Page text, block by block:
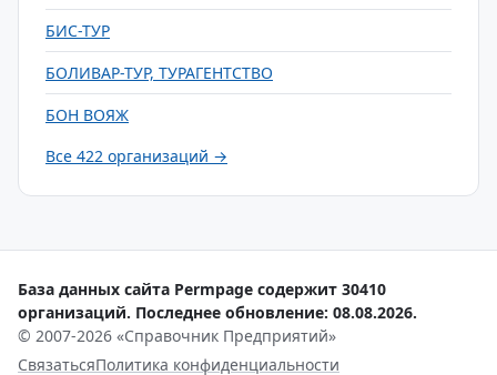
БИС-ТУР
БОЛИВАР-ТУР, ТУРАГЕНТСТВО
БОН ВОЯЖ
Все 422 организаций →
База данных сайта Permpage содержит 30410
организаций. Последнее обновление: 08.08.2026.
© 2007-2026 «Справочник Предприятий»
СвязатьсяПолитика конфиденциальности